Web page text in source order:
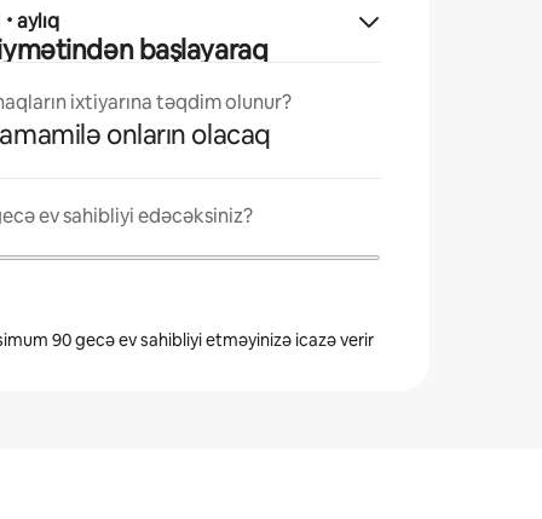
·aylıq
başlayaraq
ixtiyarına təqdim olunur?
onların olacaq
ev sahibliyi edəcəksiniz?
90 gecə ev sahibliyi etməyinizə icazə verir